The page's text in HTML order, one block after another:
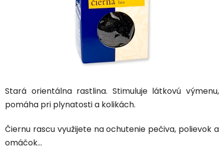
Stará orientálna rastlina. Stimuluje látkovú výmenu,
pomáha pri plynatosti a kolikách.
Čiernu rascu využijete na ochutenie pečiva, polievok a
omáčok...